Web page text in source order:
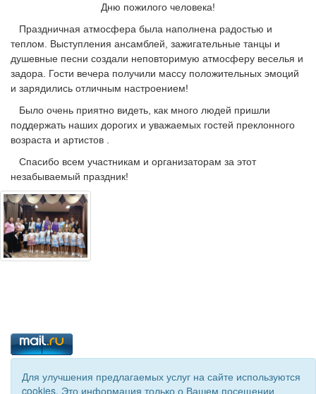
Дню пожилого человека!
Праздничная атмосфера была наполнена радостью и
теплом. Выступления ансамблей, зажигательные танцы и
душевные песни создали неповторимую атмосферу веселья и
задора. Гости вечера получили массу положительных эмоций
и зарядились отличным настроением!
Было очень приятно видеть, как много людей пришли
поддержать наших дорогих и уважаемых гостей преклонного
возраста и артистов .
Спасибо всем участникам и организаторам за этот
незабываемый праздник!
Для улучшения предлагаемых услуг на сайте используются
cookies. Это информация только о Вашем посещении